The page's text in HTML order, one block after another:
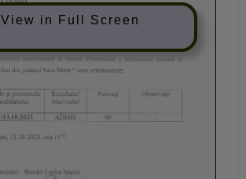
View in Full Screen